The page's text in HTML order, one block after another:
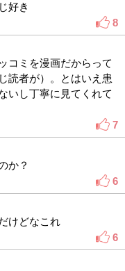
好き
8
コミを漫画だからって
読者が）。とはいえ患
いし丁寧に見てくれて
7
か？
6
けどなこれ
6